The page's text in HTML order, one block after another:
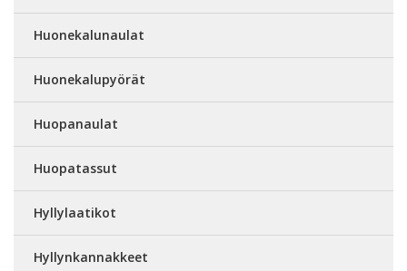
Huonekalunaulat
Huonekalupyörät
Huopanaulat
Huopatassut
Hyllylaatikot
Hyllynkannakkeet